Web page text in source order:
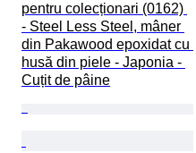
pentru colecționari (0162)
- Steel Less Steel, mâner
din Pakawood epoxidat cu
husă din piele - Japonia -
Cuțit de pâine